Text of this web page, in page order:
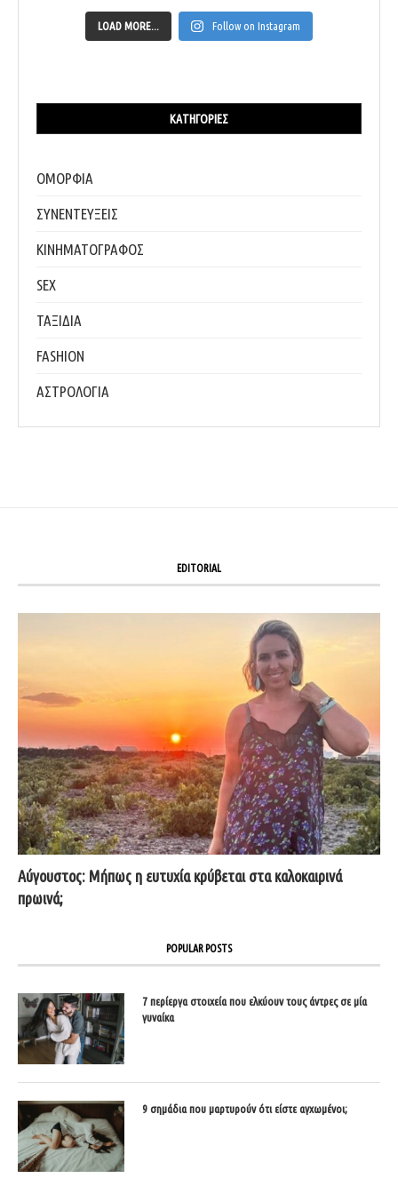
LOAD MORE... Follow on Instagram
ΚΑΤΗΓΟΡΊΕΣ
ΟΜΟΡΦΙΑ
ΣΥΝΕΝΤΕΥΞΕΙΣ
ΚΙΝΗΜΑΤΟΓΡΑΦΟΣ
SEX
ΤΑΞΙΔΙΑ
FASHION
ΑΣΤΡΟΛΟΓΙΑ
EDITORIAL
Αύγουστος: Μήπως η ευτυχία κρύβεται στα καλοκαιρινά
πρωινά;
POPULAR POSTS
7 περίεργα στοιχεία που ελκύουν τους άντρες σε μία
γυναίκα
9 σημάδια που μαρτυρούν ότι είστε αγχωμένοι;